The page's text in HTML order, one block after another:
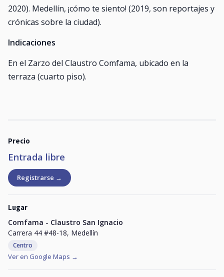
2020). Medellín, ¡cómo te siento! (2019, son reportajes y
crónicas sobre la ciudad).
Indicaciones
En el Zarzo del Claustro Comfama, ubicado en la
terraza (cuarto piso).
Precio
Entrada libre
Registrarse →
Lugar
Comfama - Claustro San Ignacio
Carrera 44 #48-18, Medellín
Centro
Ver en Google Maps →